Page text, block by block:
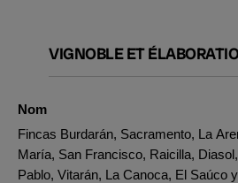
VIGNOBLE ET
Nom
Fincas Burdarán, Sacramento, La
María, San Francisco, Raicilla,
Pablo, Vitarán, La Canoca, El Saúco